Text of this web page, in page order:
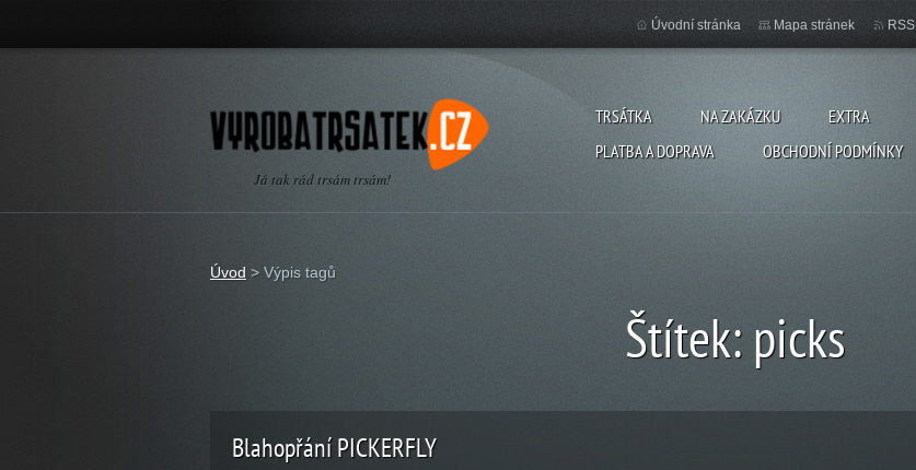
Já tak rád trsám trsám!
TRSÁTKA NA ZAKÁZKU EXTRA
PLATBA A DOPRAVA
OBCHODNÍ PODMÍNKY
Úvodní stránka Mapa stránek RSS
Úvod > Výpis tagů
Štítek: picks
Blahopřání PICKERFLY